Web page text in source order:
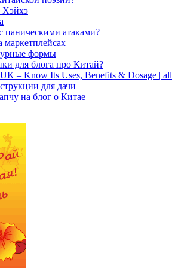
Хэйхэ
паническими атаками?
формы
для блога про Китай?
– Know Its Uses, Benefits & Dosage |
для дачи
на блог о Китае